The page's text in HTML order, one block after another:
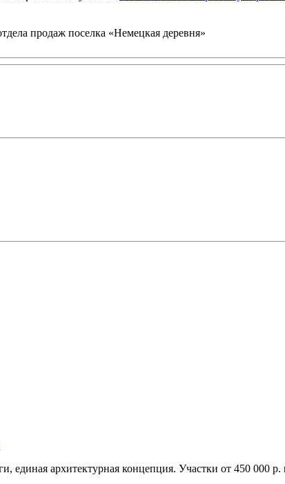
продаж поселка «Немецкая деревня»
единая архитектурная концепция. Участки от 450 000 р.